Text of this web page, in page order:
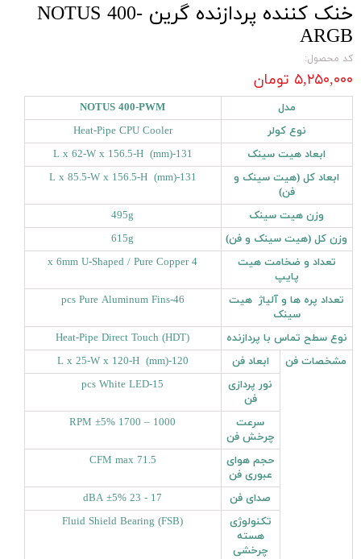
خنک کننده پردازنده گرین NOTUS 400-
ARGB
کد محصول:
۵,۲۵۰,۰۰۰ تومان
مدل
NOTUS 400-PWM
نوع کولر
Heat-Pipe CPU Cooler
ابعاد هیت سینک
131-L x 62-W x 156.5-H (mm)
ابعاد کل (هیت سینک و
فن)
131-L x 85.5-W x 156.5-H (mm)
وزن هیت سینک
495g
وزن کل (هیت سینک و فن)
615g
تعداد و ضخامت هیت
پایپ
4 x 6mm U-Shaped / Pure Copper
تعداد پره ها و آلیاژ هیت
سینک
46-pcs Pure Aluminum Fins
نوع سطح تماس با پردازنده
Heat-Pipe Direct Touch (HDT)
مشخصات فن
ابعاد فن
120-L x 25-W x 120-H (mm)
نور پردازی
فن
15-pcs White LED
سرعت
چرخش فن
1000 – 1700 RPM ±5%
حجم هوای
عبوری فن
71.5 CFM max
صدای فن
17 - 23 dBA ±5%
تکنولوژی
هسته
چرخشی
Fluid Shield Bearing (FSB)